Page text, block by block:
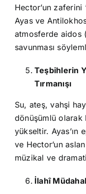
Hector’un zaferini
Ayas ve
atmosferde aidos
savunması
Teşbihlerin
Tırmanışı
Su, ateş, vahşi
dönüşümlü olarak
yükseltir. Ayas’ın
ve Hector’un aslan
müzikal ve
İlahî